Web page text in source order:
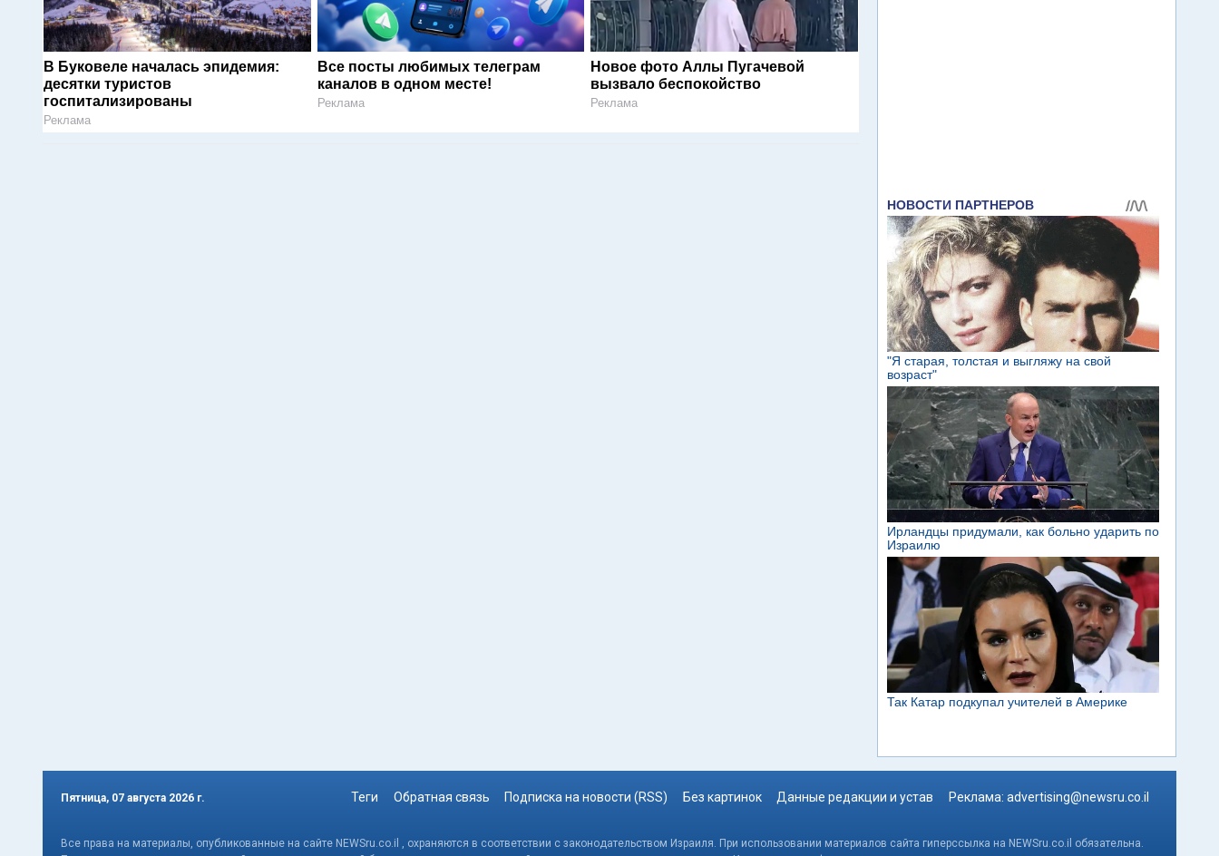
В Буковеле началась эпидемия:
десятки туристов
госпитализированы
Реклама
Все посты любимых телеграм
каналов в одном месте!
Реклама
Новое фото Аллы Пугачевой
вызвало беспокойство
Реклама
Пятница, 07 августа 2026 г. Теги Обратная связь Подписка на новости (RSS) Без картинок Данные редакции и устав Реклама: advertising@newsru.co.il
Все права на материалы, опубликованные на сайте NEWSru.co.il , охраняются в соответствии с законодательством Израиля. При использовании материалов сайта гиперссылка на NEWSru.co.il обязательна.